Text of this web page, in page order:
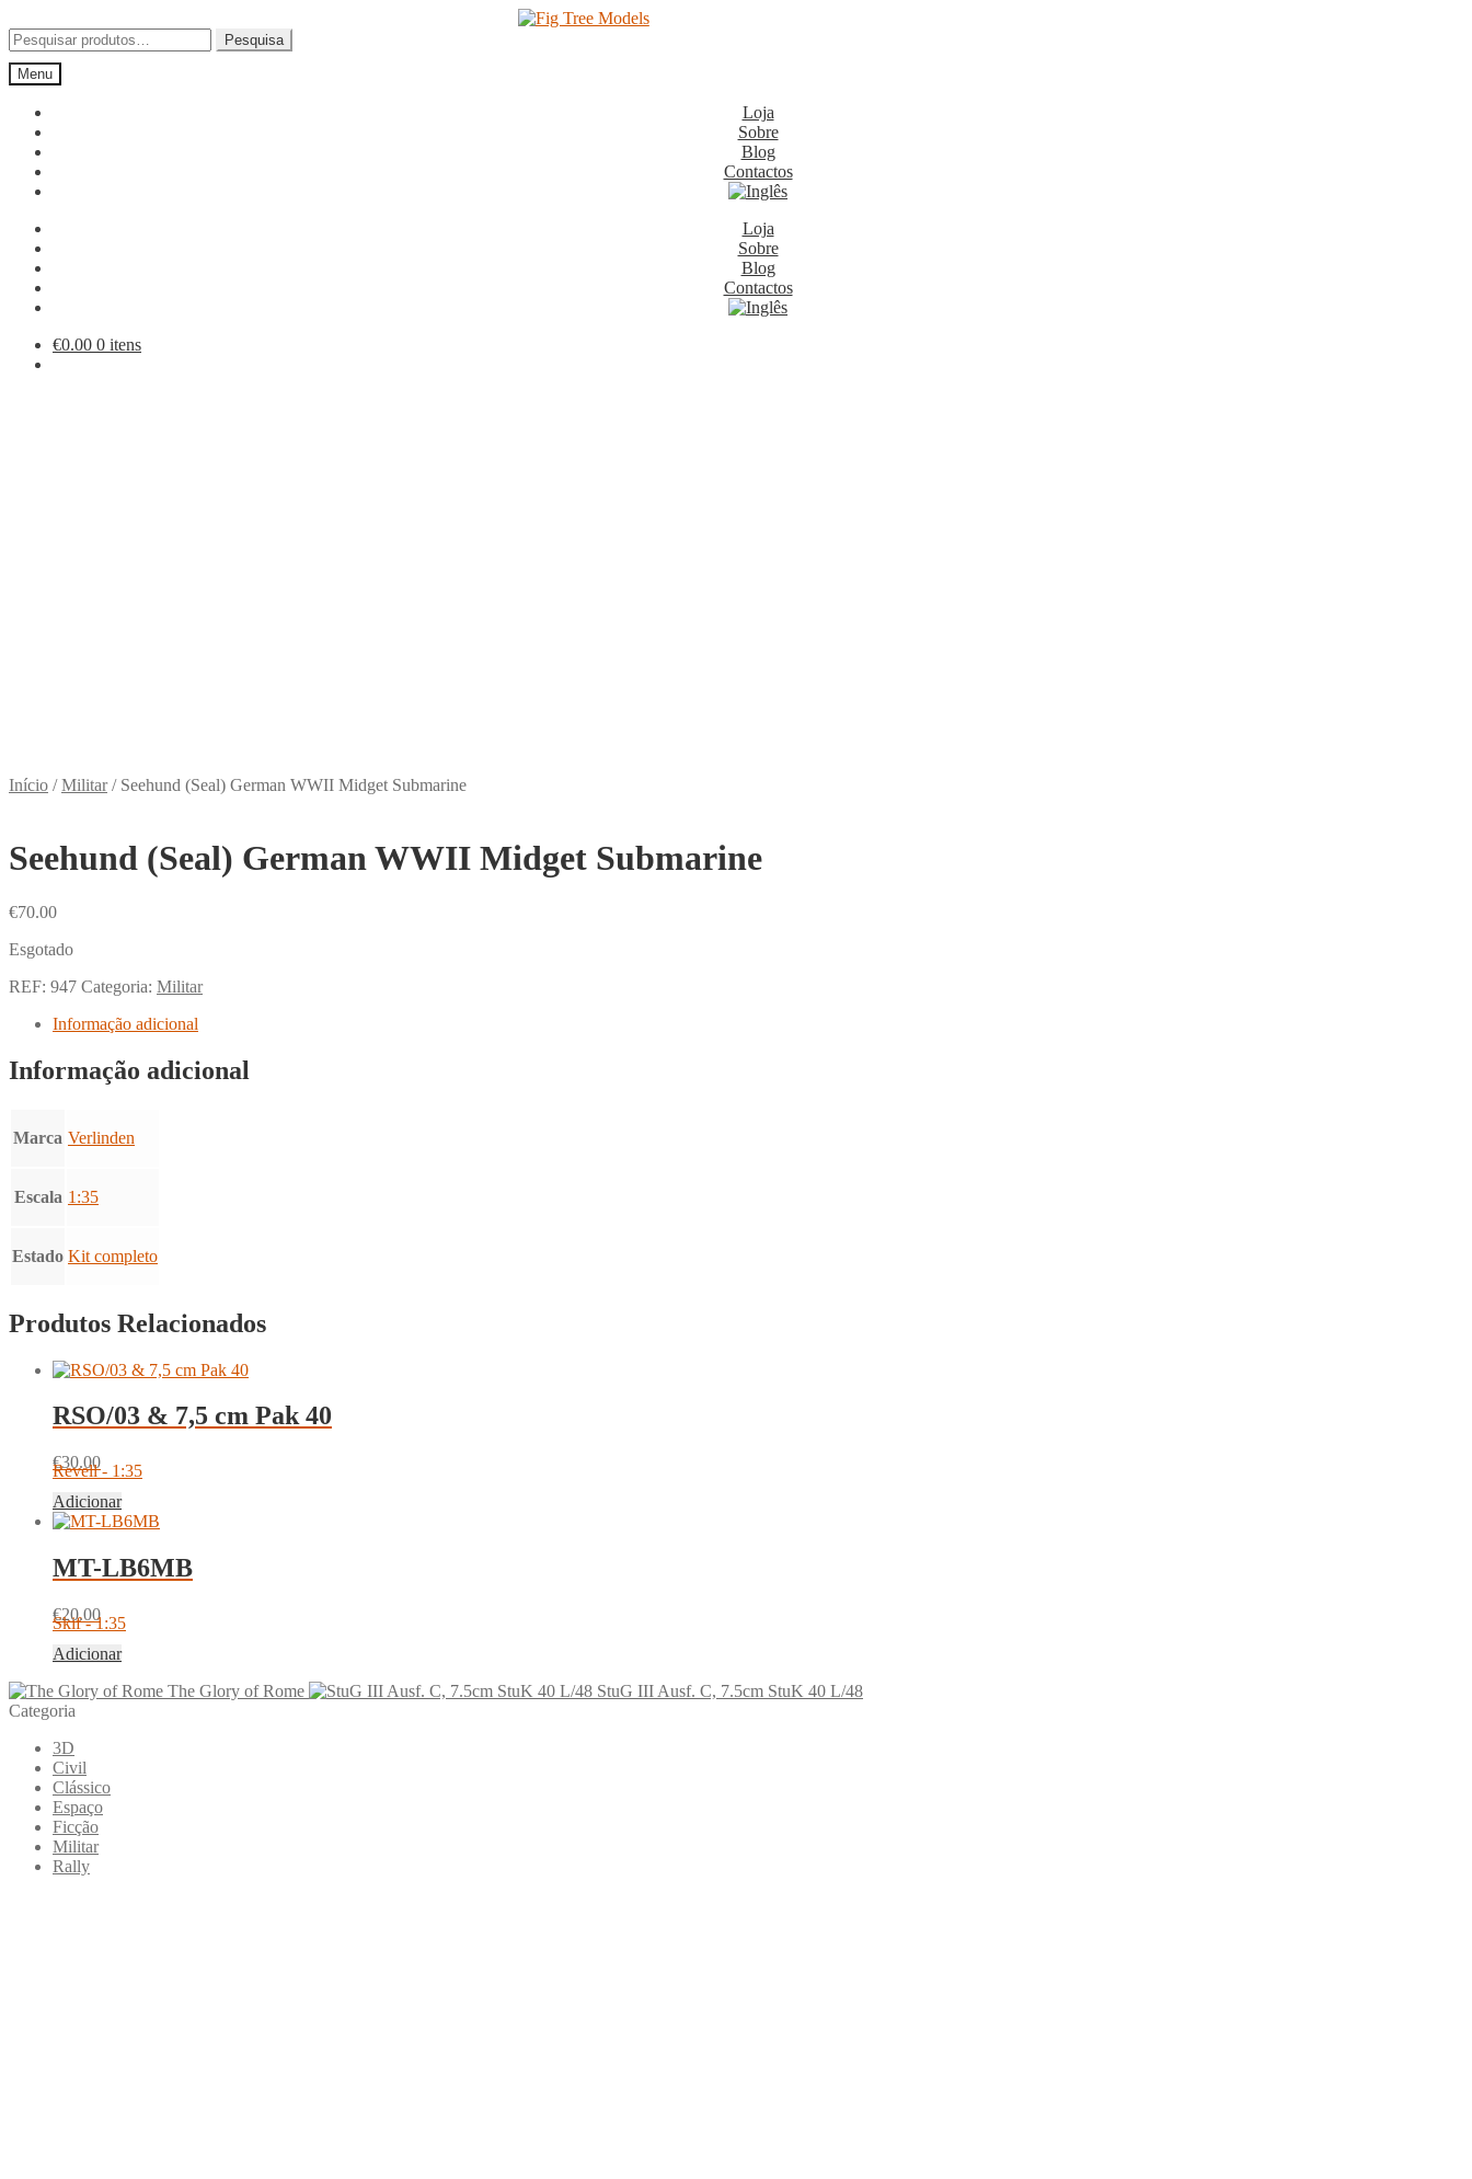
para
a
navegação
para
o
conteúdo
Pesquisar
por:
Pesquisa
Menu
Loja
Sobre
Blog
Contactos
Loja
Sobre
Blog
Contactos
€0.00 0 itens
Início /Militar/ Seehund (Seal) German WWII Midget Submarine
Seehund (Seal) German WWII Midget Submarine
€70.00
Esgotado
REF: 947 Categoria: Militar
Informação adicional
Informação adicional
Marca Verlinden
Escala 1:35
Estado Kit completo
Produtos Relacionados
RSO/03 & 7,5 cm Pak 40
€30.00
Revell - 1:35
Adicionar
MT-LB6MB
€20.00
Skif - 1:35
Adicionar
The Glory of Rome
StuG III Ausf. C, 7.5cm StuK 40 L/48
Categoria
3D
Civil
Clássico
Espaço
Ficção
Militar
Rally